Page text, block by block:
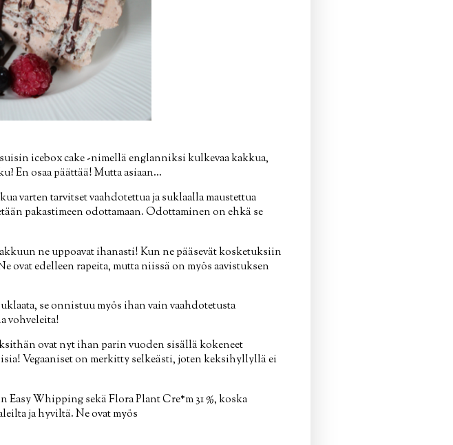
icebox cake -nimellä englanniksi kulkevaa kakkua,
En osaa päättää! Mutta asiaan...
varten tarvitset vaahdotettua ja suklaalla maustettua
pakastimeen odottamaan. Odottaminen on ehkä se
ne uppoavat ihanasti! Kun ne pääsevät kosketuksiin
ovat edelleen rapeita, mutta niissä on myös aavistuksen
se onnistuu myös ihan vain vaahdotetusta
vohveleita!
ovat nyt ihan parin vuoden sisällä kokeneet
Vegaaniset on merkitty selkeästi, joten keksihyllyllä ei
Whipping sekä Flora Plant Cre*m 31 %, koska
ja hyviltä. Ne ovat myös